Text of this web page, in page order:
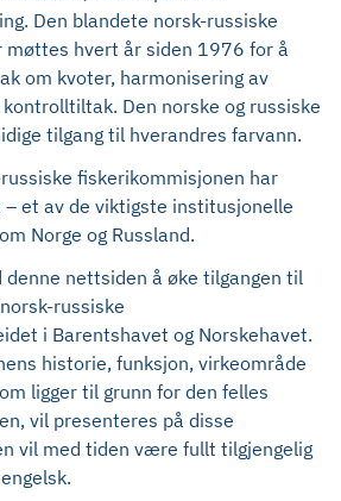
Den blandete norsk-russiske
møttes hvert år siden 1976 for å
om kvoter, harmonisering av
Den norske og russiske
tilgang til hverandres farvann.
fiskerikommisjonen har
et av de viktigste institusjonelle
Norge og Russland.
denne nettsiden å øke tilgangen til
russiske
i Barentshavet og Norskehavet.
historie, funksjon, virkeområde
ligger til grunn for den felles
vil presenteres på disse
vil med tiden være fullt tilgjengelig